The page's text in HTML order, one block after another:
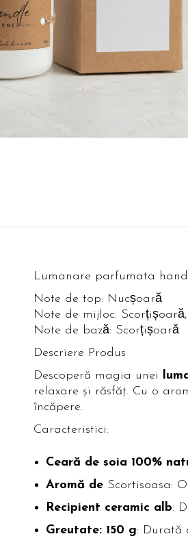
Lumanare parfumata
Note de top: Nucșoară
Note de mijloc:
Note de bază: Scorțișoară
Descriere Produs
Descoperă magia unei
relaxare și răsfăț. Cu o
încăpere.
Caracteristici:
Ceară de soia 100%
Aromă de Scortisoasa:
Recipient ceramic alb:
Greutate: 150 g: Durată